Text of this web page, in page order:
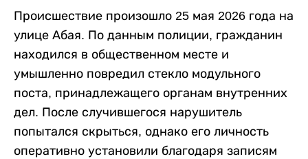
Происшествие произошло 25 мая 2026 года на
улице Абая. По данным полиции, гражданин
находился в общественном месте и
умышленно повредил стекло модульного
поста, принадлежащего органам внутренних
дел. После случившегося нарушитель
попытался скрыться, однако его личность
оперативно установили благодаря записям